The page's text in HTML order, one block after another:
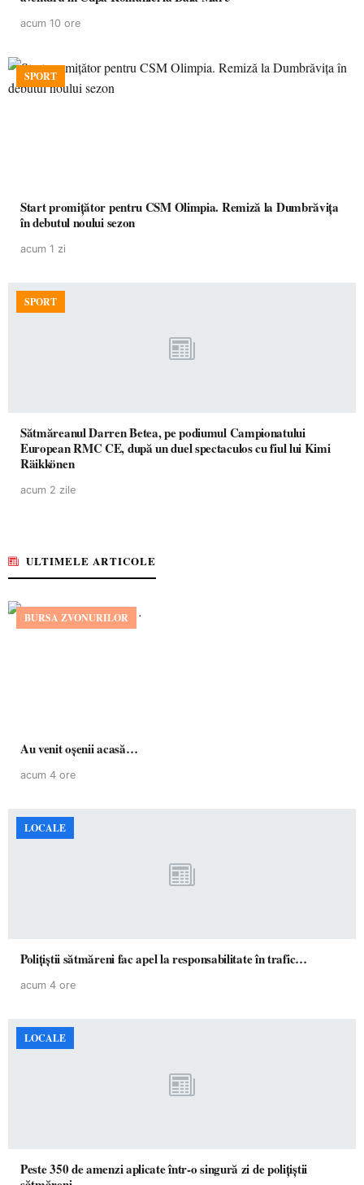
acum 10 ore
SPORT
Start promițător pentru CSM Olimpia. Remiză la Dumbrăvița
în debutul noului sezon
acum 1 zi
SPORT
Sătmăreanul Darren Betea, pe podiumul Campionatului
European RMC CE, după un duel spectaculos cu fiul lui Kimi
Räikkönen
acum 2 zile
ULTIMELE ARTICOLE
BURSA ZVONURILOR
Au venit oșenii acasă…
acum 4 ore
LOCALE
Polițiștii sătmăreni fac apel la responsabilitate în trafic…
acum 4 ore
LOCALE
Peste 350 de amenzi aplicate într-o singură zi de polițiștii